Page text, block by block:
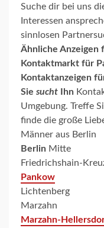
Suche dir bei uns
Interessen
sinnlosen
Ähnliche Anzeigen
Kontaktmarkt für
Kontaktanzeigen
Sie sucht Ihn
Umgebung. Treffe
finde die große
Männer aus Berlin
Berlin Mitte
Friedrichshain-
Pankow
Lichtenberg
Marzahn
Marzahn-